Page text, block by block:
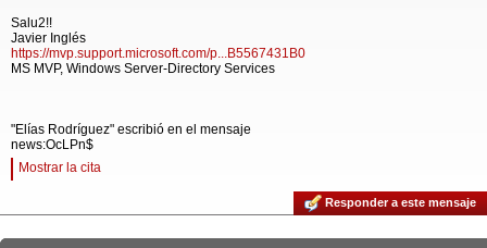
Salu2!!
Javier Inglés
https://mvp.support.microsoft.com/p...B5567431B0
MS MVP, Windows Server-Directory Services
"Elías Rodríguez" escribió en el mensaje
news:OcLPn$
Mostrar la cita
Responder a este mensaje